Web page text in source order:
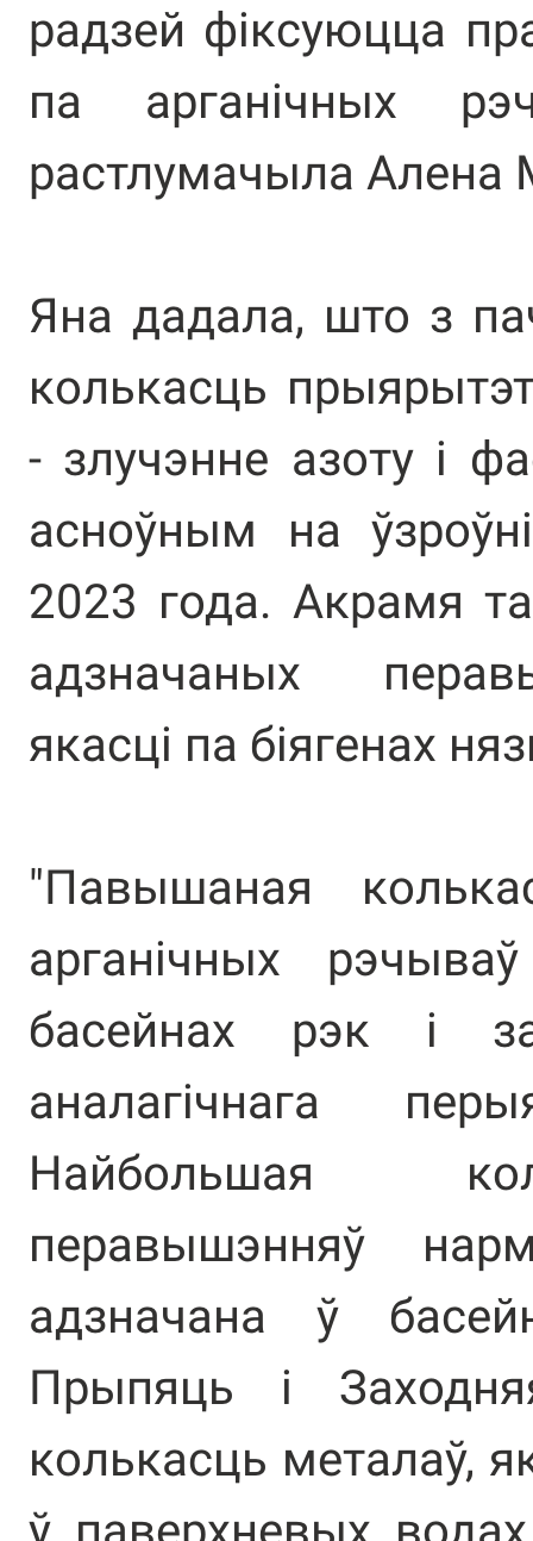
радзей фіксуюцца
па арганічных
растлумачыла Алена
Яна дадала, што з
колькасць
- злучэнне азоту і
асноўным на
2023 года. Акрамя
адзначаных
якасці па біягенах
"Павышаная
арганічных
басейнах рэк і
аналагічнага
Найбольшая
перавышэнняў
адзначана ў
Прыпяць і
колькасць металаў,